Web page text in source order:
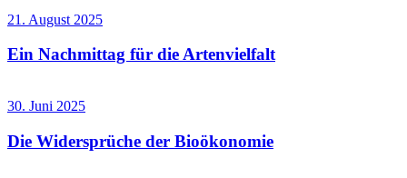
21. August 2025
Ein Nachmittag für die Artenvielfalt
30. Juni 2025
Die Widersprüche der Bioökonomie